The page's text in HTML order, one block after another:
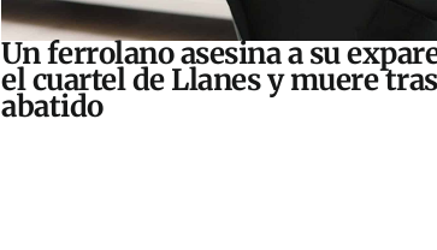
Un ferrolano asesina a su
el cuartel de Llanes y muere
abatido